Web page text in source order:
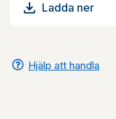
Ladda ner
Hjälp att handla